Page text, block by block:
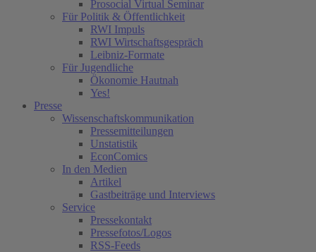
Prosocial Virtual Seminar
Für Politik & Öffentlichkeit
RWI Impuls(current)
RWI Wirtschaftsgespräch
Leibniz-Formate
Für Jugendliche
Ökonomie Hautnah
Yes!
Presse
Wissenschaftskommunikation
Pressemitteilungen
Unstatistik
EconComics
In den Medien
Artikel
Gastbeiträge und Interviews
Service
Pressekontakt
Pressefotos/Logos
RSS-Feeds